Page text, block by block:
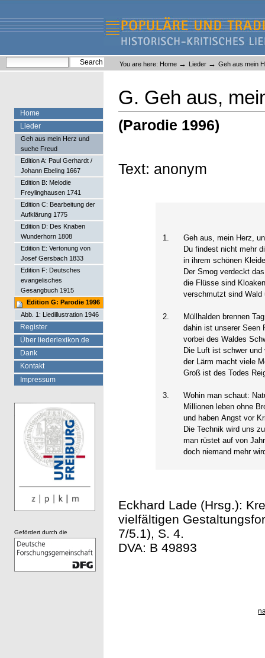
content.
navigation
Liederlexikon
Personal
tools
You are here: Home → Lieder → Geh aus mein
G. Geh aus,
(Parodie 1996)
Text: anonym
1.
Geh aus, mein Herz,
Du findest nicht mehr
in ihrem schönen
Der Smog verdeckt
die Flüsse sind
verschmutzt sind Wald
2.
Müllhalden brennen
dahin ist unserer Seen
vorbei des Waldes
Die Luft ist schwer
der Lärm macht viele
Groß ist des Todes
3.
Wohin man schaut:
Millionen leben ohne
und haben Angst vor
Die Technik wird uns
man rüstet auf von
doch niemand mehr
Eckhard Lade (Hrsg.):
vielfältigen
7/5.1), S. 4.
DVA: B 49893
Home
Lieder
Geh aus mein Herz und
suche Freud
Edition A: Paul Gerhardt /
Johann Ebeling 1667
Edition B: Melodie
Freylinghausen 1741
Edition C: Bearbeitung der
Aufklärung 1775
Edition D: Des Knaben
Wunderhorn 1808
Edition E: Vertonung von
Josef Gersbach 1833
Edition F: Deutsches
evangelisches
Gesangbuch 1915
Edition G: Parodie 1996
Abb. 1: Liedillustration 1946
Register
Über liederlexikon.de
Dank
Kontakt
Impressum
Gefördert durch die